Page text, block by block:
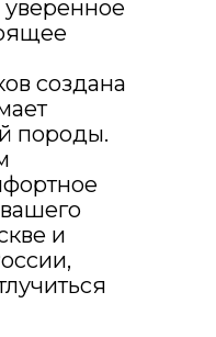
уверенное
создана
породы.
и